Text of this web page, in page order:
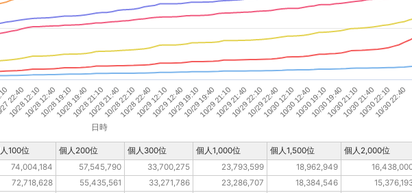
日時
22:40
10/28 12:1010/28 12:4010/28 19:1010/28 19:4010/28 21:1010/28 21:4010/28 22:1010/28 22:4010/29 12:1010/29 12:4010/29 19:1010/29 19:4010/29 21:1010/29 21:4010/29 22:1010/29 22:4010/30 12:1010/30 12:4010/30 19:1010/30 19:4010/30 21:1010/30 21:4010/30 22:10
10/30 22:40
74,004,184 57,545,790 33,700,275 23,793,599 18,962,949
72,718,628 55,435,561 33,271,786 23,286,707 18,384,546
100位 個人200位 個人300位 個人1,000位 個人1,500位 個人2,000位